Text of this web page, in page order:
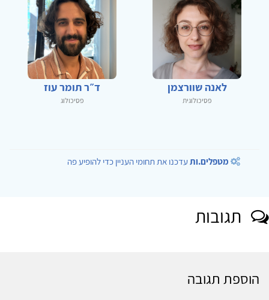
לאנה שוורצמן
פסיכולוגית
ד״ר תומר עוז
פסיכולוג
מטפלים.ותעדכנו את תחומי העניין כדי להופיע פה
תגובות
הוספת תגובה